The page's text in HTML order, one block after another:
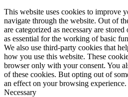
This website uses cookies to improve
navigate through the website. Out of
are categorized as necessary are
as essential for the working of basic
We also use third-party cookies that
how you use this website. These
browser only with your consent. You
of these cookies. But opting out of
an effect on your browsing experience.
Necessary